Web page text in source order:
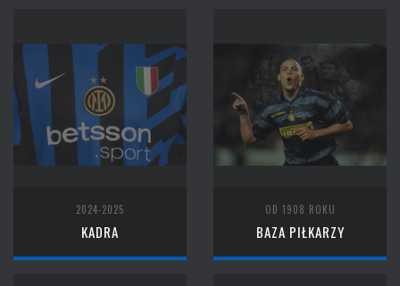
2024-2025
KADRA
OD 1908 ROKU
BAZA PIŁKARZY